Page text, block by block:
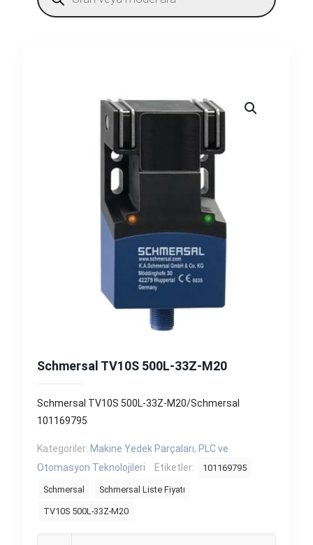
Schmersal TV10S 500L-33Z-M20
Schmersal TV10S 500L-33Z-M20/Schmersal
101169795
Kategoriler: Makine Yedek Parçaları, PLC ve
Otomasyon Teknolojileri
Etiketler: 101169795
Schmersal Schmersal Liste Fiyatı
TV10S 500L-33Z-M20